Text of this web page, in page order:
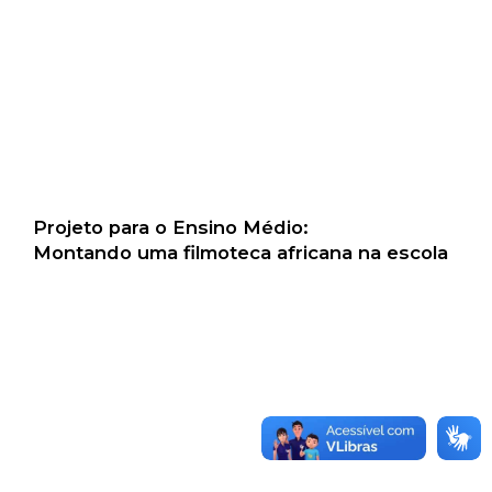
Projeto para o Ensino Médio:
Montando uma filmoteca africana na escola